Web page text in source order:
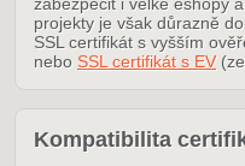
projekty je však důrazně
SSL certifikát s vyšším
nebo SSL certifikát s EV
Kompatibilita